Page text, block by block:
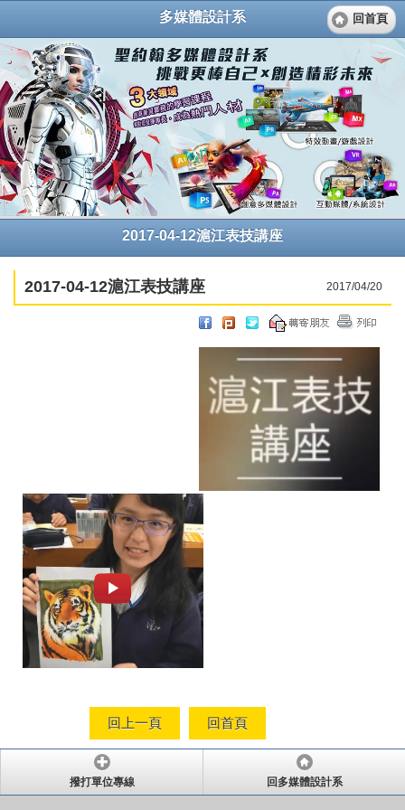
多媒體設計系 回首頁
2017-04-12滬江表技講座
2017-04-12滬江表技講座 2017/04/20
回上一頁 回首頁
撥打單位專線 回多媒體設計系